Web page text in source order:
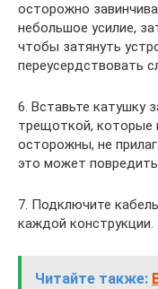
осторожно
небольшое усилие,
чтобы затянуть
переусердствовать
6. Вставьте катушку
трещоткой, которые
осторожны, не
это может повредить
7. Подключите
каждой конструкции.
Читайте также: